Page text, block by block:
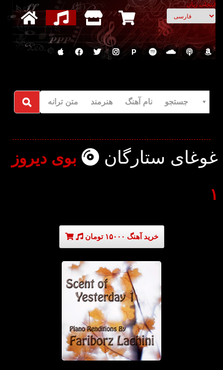
انتخاب زبان
P
جستجو نام آهنگ هنرمند متن ترانه
غوغای ستارگان بوی دیروز
۱
خرید آهنگ ۱۵۰۰۰ تومان